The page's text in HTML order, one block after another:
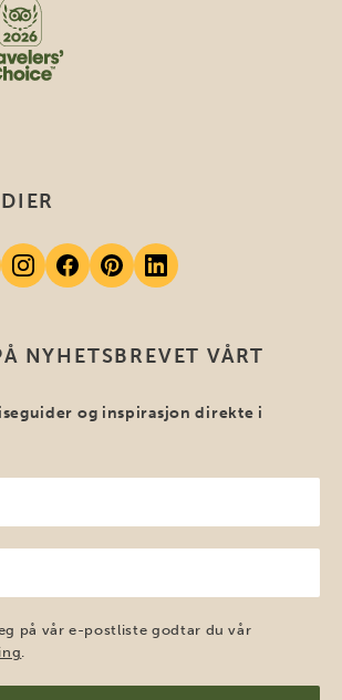
NYHETSBREVET VÅRT
og inspirasjon direkte i
på vår e-postliste godtar du vår